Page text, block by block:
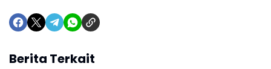
Berita Terkait